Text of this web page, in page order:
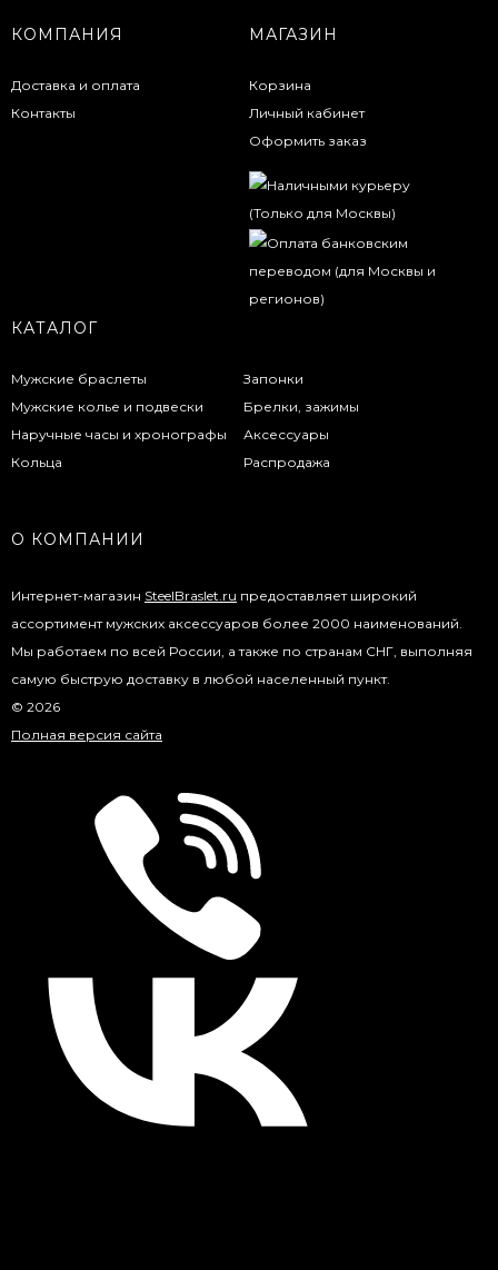
КОМПАНИЯ
Доставка и оплата
Контакты
МАГАЗИН
Корзина
Личный кабинет
Оформить заказ
КАТАЛОГ
Мужские браслеты
Мужские колье и подвески
Наручные часы и хронографы
Кольца
Запонки
Брелки, зажимы
Аксессуары
Распродажа
О КОМПАНИИ
Интернет-магазин SteelBraslet.ru предоставляет широкий
ассортимент мужских аксессуаров более 2000 наименований.
Мы работаем по всей России, а также по странам СНГ, выполняя
самую быструю доставку в любой населенный пункт.
© 2026
Полная версия сайта